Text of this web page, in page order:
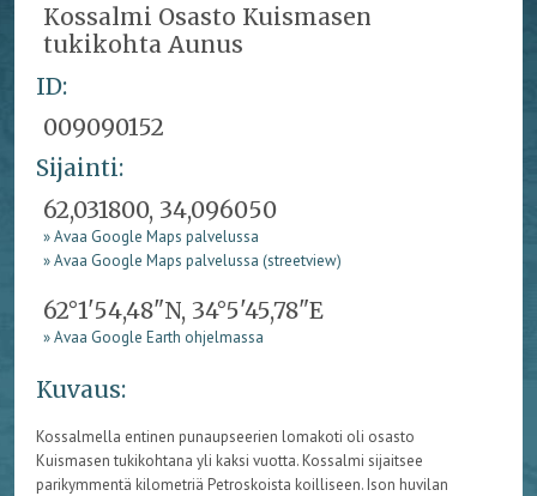
Kossalmi Osasto Kuismasen
tukikohta Aunus
ID:
009090152
Sijainti:
62,031800, 34,096050
» Avaa Google Maps palvelussa
» Avaa Google Maps palvelussa (streetview)
62°1'54,48"N, 34°5'45,78"E
» Avaa Google Earth ohjelmassa
Kuvaus:
Kossalmella entinen punaupseerien lomakoti oli osasto
Kuismasen tukikohtana yli kaksi vuotta. Kossalmi sijaitsee
parikymmentä kilometriä Petroskoista koilliseen. Ison huvilan